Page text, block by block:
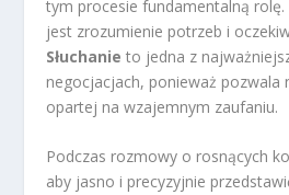
tym procesie fundamentalną
jest zrozumienie potrzeb i
Słuchanie to jedna z
negocjacjach, ponieważ pozwala
opartej na wzajemnym zaufaniu.
Podczas rozmowy o rosnących
aby jasno i precyzyjnie